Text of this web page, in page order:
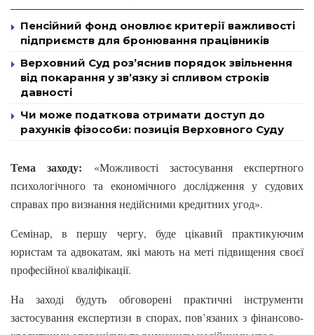
Пенсійний фонд оновлює критерії важливості
підприємств для бронювання працівників
Верховний Суд роз’яснив порядок звільнення
від покарання у зв’язку зі спливом строків
давності
Чи може податкова отримати доступ до
рахунків фізособи: позиція Верховного Суду
Тема заходу: «Можливості застосування експертного
психологічного та економічного дослідження у судових
справах про визнання недійсними кредитних угод».
Семінар, в першу чергу, буде цікавий практикуючим
юристам та адвокатам, які мають на меті підвищення своєї
професійної кваліфікації.
На заході будуть обговорені практичні інструменти
застосування експертизи в спорах, пов’язаних з фінансово-